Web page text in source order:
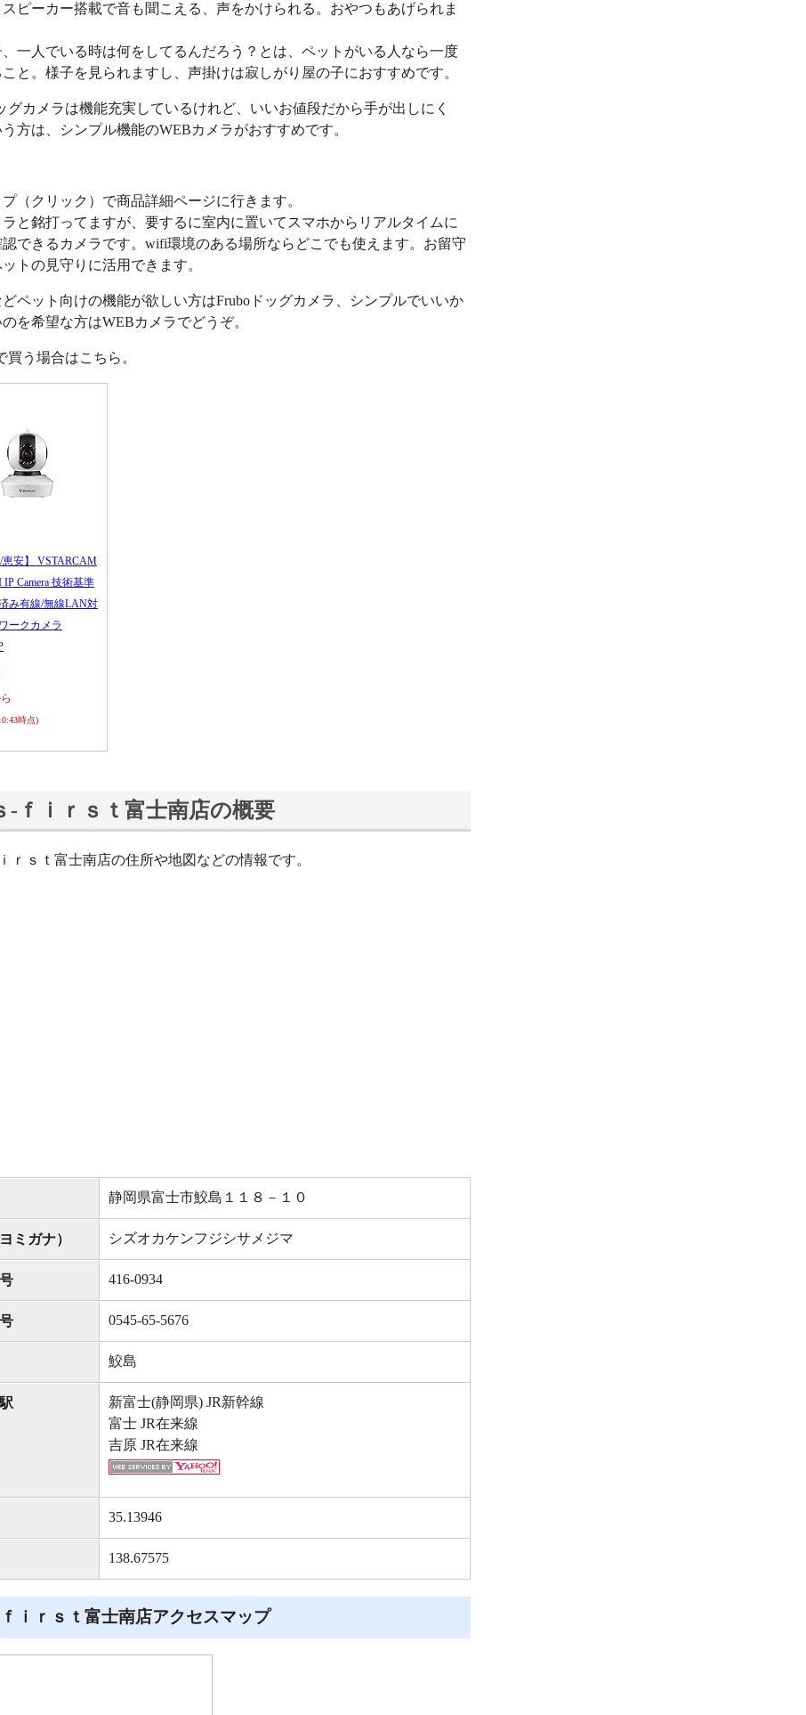
ピーカー搭載で音も聞こえる、声をかけられる。おやつもあげられま
、一人でいる時は何をしてるんだろう？とは、ペットがいる人なら一度
と。様子を見られますし、声掛けは寂しがり屋の子におすすめです。
グカメラは機能充実しているけれど、いいお値段だから手が出しにく
方は、シンプル機能のWEBカメラがおすすめです。
（クリック）で商品詳細ページに行きます。
ラと銘打ってますが、要するに室内に置いてスマホからリアルタイムに
できるカメラです。wifi環境のある場所ならどこでも使えます。お留守
トの見守りに活用できます。
ペット向けの機能が欲しい方はFruboドッグカメラ、シンプルでいいか
を希望な方はWEBカメラでどうぞ。
買う場合はこちら。
恵安】 VSTARCAM
Camera 技術基準
み有線/無線LAN対
ークカメラ
時点)
‐ｆｉｒｓｔ富士南店の概要
ｉｒｓｔ富士南店の住所や地図などの情報です。
静岡県富士市鮫島１１８－１０
ミガナ） シズオカケンフジシサメジマ
416-0934
0545-65-5676
鮫島
新富士(静岡県) JR新幹線
富士 JR在来線
吉原 JR在来線
35.13946
138.67575
ｆｉｒｓｔ富士南店アクセスマップ